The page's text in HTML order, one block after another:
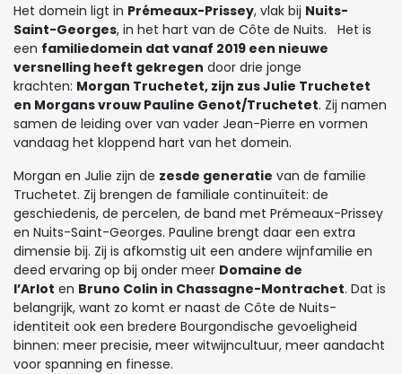
Het domein ligt in Prémeaux-Prissey, vlak bij Nuits-
Saint-Georges, in het hart van de Côte de Nuits. Het is
een familiedomein dat vanaf 2019 een nieuwe
versnelling heeft gekregen door drie jonge
krachten: Morgan Truchetet, zijn zus Julie Truchetet
en Morgans vrouw Pauline Genot/Truchetet. Zij namen
samen de leiding over van vader Jean-Pierre en vormen
vandaag het kloppend hart van het domein.
Morgan en Julie zijn de zesde generatie van de familie
Truchetet. Zij brengen de familiale continuïteit: de
geschiedenis, de percelen, de band met Prémeaux-Prissey
en Nuits-Saint-Georges. Pauline brengt daar een extra
dimensie bij. Zij is afkomstig uit een andere wijnfamilie en
deed ervaring op bij onder meer Domaine de
l’Arlot en Bruno Colin in Chassagne-Montrachet. Dat is
belangrijk, want zo komt er naast de Côte de Nuits-
identiteit ook een bredere Bourgondische gevoeligheid
binnen: meer precisie, meer witwijncultuur, meer aandacht
voor spanning en finesse.